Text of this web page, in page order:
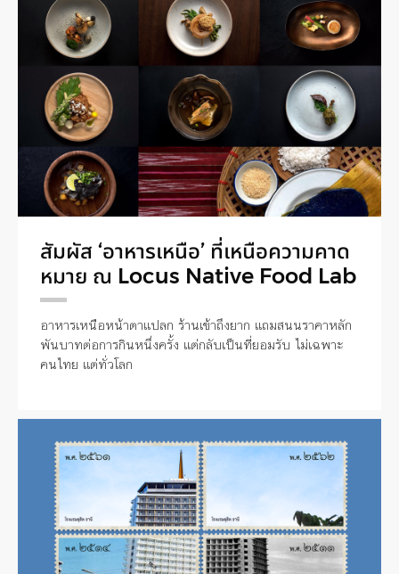
สัมผัส ‘อาหารเหนือ’ ที่เหนือความคาด
หมาย ณ Locus Native Food Lab
อาหารเหนือหน้าตาแปลก ร้านเข้าถึงยาก แถมสนนราคาหลัก
พันบาทต่อการกินหนึ่งครั้ง แต่กลับเป็นที่ยอมรับ ไม่เฉพาะ
คนไทย แต่ทั่วโลก